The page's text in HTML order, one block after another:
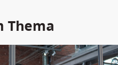
Thema